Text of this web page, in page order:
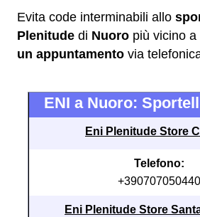
Evita code interminabili allo
Plenitude di Nuoro più vicino a
un appuntamento via
ENI a Nuoro:
Eni Plenitude Store
Telefono:
+390707050440
Eni Plenitude Store